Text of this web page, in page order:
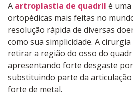
A artroplastia de quadril é
ortopédicas mais feitas no
resolução rápida de diversas
como sua simplicidade. A
retirar a região do osso do
apresentando forte desgaste
substituindo parte da
forte de metal.